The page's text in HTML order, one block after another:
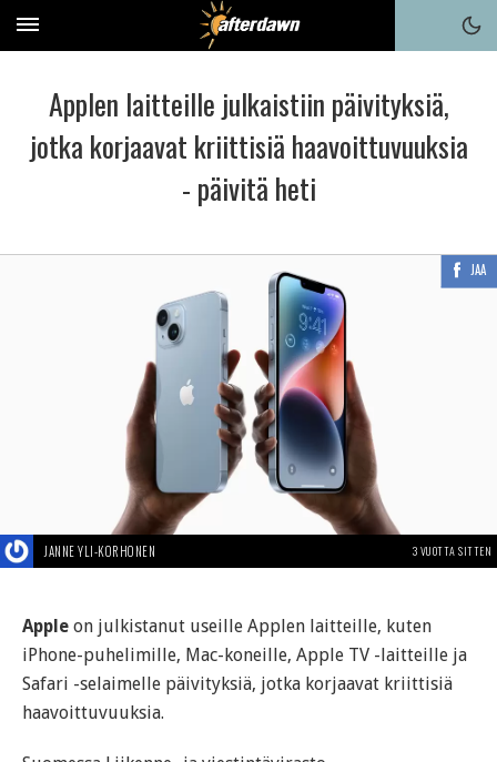
Applen laitteille julkaistiin päivityksiä,
jotka korjaavat kriittisiä haavoittuvuuksia
- päivitä heti
JAA
JANNE YLI-KORHONEN 3 VUOTTA SITTEN
Apple on julkistanut useille Applen laitteille, kuten
iPhone-puhelimille, Mac-koneille, Apple TV -laitteille ja
Safari -selaimelle päivityksiä, jotka korjaavat kriittisiä
haavoittuvuuksia.